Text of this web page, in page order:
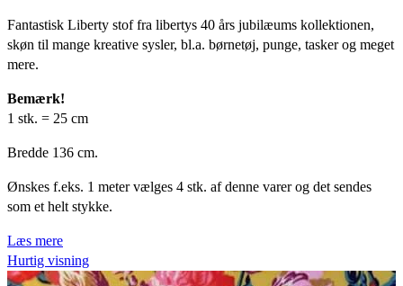
pris
var:
pris
er:
Fantastisk Liberty stof fra libertys 40 års jubilæums kollektionen,
skøn til mange kreative sysler, bl.a. børnetøj, punge, tasker og meget
mere.
Bemærk!
1 stk. = 25 cm
Bredde 136 cm.
Ønskes f.eks. 1 meter vælges 4 stk. af denne varer og det sendes
som et helt stykke.
Læs mere
Hurtig visning